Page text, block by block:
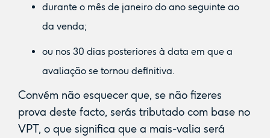
durante o mês de janeiro do ano seguinte ao
da venda;
ou nos 30 dias posteriores à data em que a
avaliação se tornou definitiva.
Convém não esquecer que, se não fizeres
prova deste facto, serás tributado com base no
VPT, o que significa que a mais-valia será